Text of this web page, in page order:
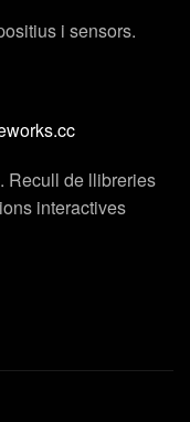
i sensors.
Recull de llibreries
interactives